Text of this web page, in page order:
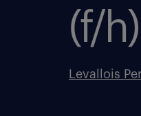
(f/h)
Levallois